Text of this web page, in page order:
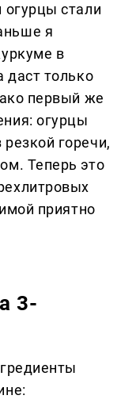
огурцы стали
я
в
даст только
первый же
огурцы
горечи,
Теперь это
приятно
3-